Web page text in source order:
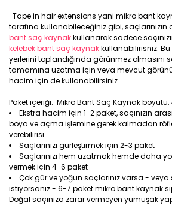
Tape in hair extensions yani mikro bant
tarafına kullanabileceğiniz gibi,
bant saç kaynakkullanarak sadece
kelebek bant saç kaynakkullanabilirisniz. Bu
yerlerini toplandığında görünmez olmasını
tamamına uzatma için veya mevcut
hacim için de kullanabilirsiniz.
Paket içeriği. Mikro Bant Saç Kaynak
Ekstra hacim için 1-2 paket, saçınızın
boya ve açma işlemine gerek kalmadan
verebilirisi.
Saçlarınızı gürleştirmek için 2-3 paket
Saçlarınızı hem uzatmak hemde daha
vermek için 4-6 paket
Çok gür ve yoğun saçlarınız varsa -
istiyorsanız - 6-7 paket mikro bant kaynak
Doğal saçınıza zarar vermeyen yumuşak